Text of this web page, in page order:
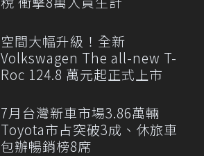
空間大幅升級！全新
Volkswagen The all-new T-
Roc 124.8 萬元起正式上市
7月台灣新車市場3.86萬輛
Toyota市占突破3成、休旅車
包辦暢銷榜8席